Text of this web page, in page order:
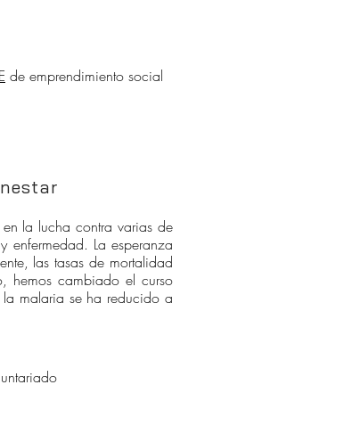
de emprendimiento social
la lucha contra varias de
enfermedad. La esperanza
las tasas de mortalidad
hemos cambiado el curso
malaria se ha reducido a